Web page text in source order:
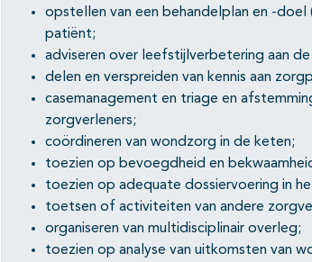
opstellen van een behandelplan en -
patiënt;
adviseren over leefstijlverbetering aan
delen en verspreiden van kennis aan
casemanagement en triage en
zorgverleners;
coördineren van wondzorg in de keten;
toezien op bevoegdheid en
toezien op adequate dossiervoering in
toetsen of activiteiten van andere
organiseren van multidisciplinair overleg;
toezien op analyse van uitkomsten van